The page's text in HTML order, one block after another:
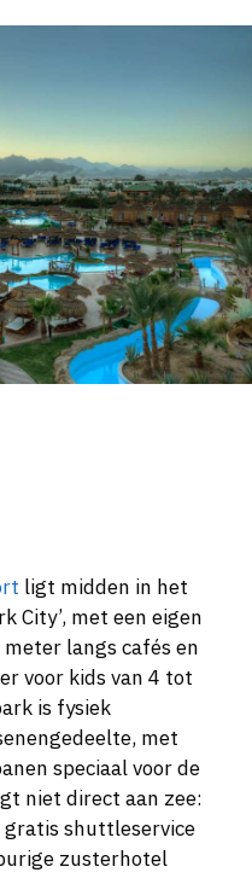
ligt midden in het
City’, met een eigen
langs cafés en
voor kids van 4 tot
is fysiek
met
speciaal voor de
niet direct aan zee:
shuttleservice
zusterhotel